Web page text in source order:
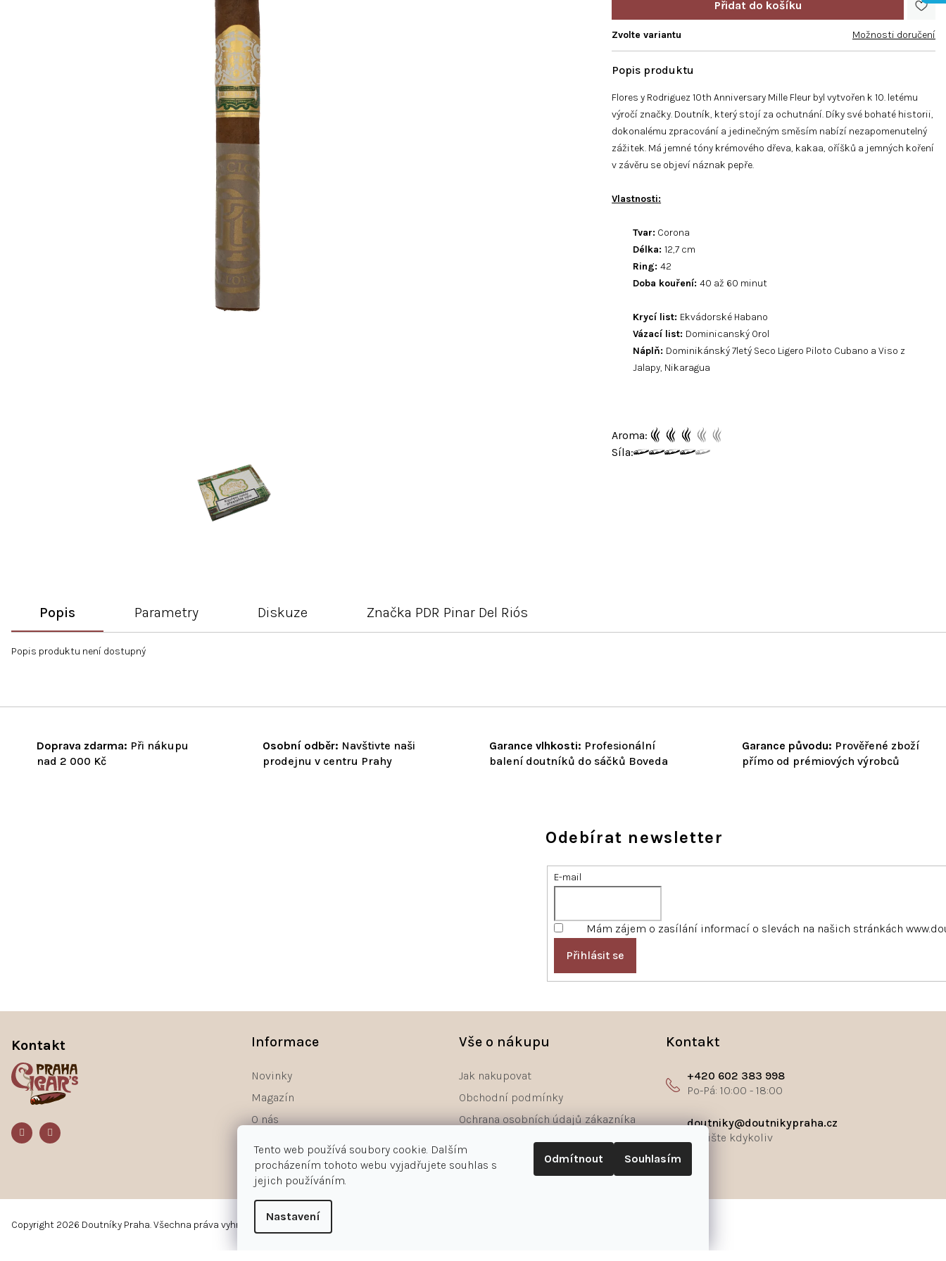
Tento web používá soubory cookie. Dalším
procházením tohoto webu vyjadřujete souhlas s
jejich používáním.
Nastavení
Odmítnout Souhlasím
Flores y Rodriguez 10th Anniversary Mille Fleur byl vytvořen k 10. letému
výročí značky. Doutník, který stojí za ochutnání. Díky své bohaté historii,
dokonalému zpracování a jedinečným směsím nabízí nezapomenutelný
zážitek. Má jemné tóny krémového dřeva, kakaa, oříšků a jemných koření
v závěru se objeví náznak pepře.
Vlastnosti:
Tvar: Corona
Délka:12,7 cm
Ring:42
Doba kouření:40 až 60 minut
Krycí list: Ekvádorské Habano
Vázací list: Dominicanský Orol
Náplň: Dominikánský 7letý Seco Ligero Piloto Cubano a Viso z
Jalapy, Nikaragua
Aroma:
Síla:
Zvolte variantu Možnosti doručení
Doprava zdarma: Při nákupu
nad 2 000 Kč
Osobní odběr: Navštivte naši
prodejnu v centru Prahy
Garance vlhkosti: Profesionální
balení doutníků do sáčků Boveda
Garance původu: Prověřené zboží
přímo od prémiových výrobců
Popis Parametry Diskuze Značka PDR Pinar Del Riós
Popis produktu není dostupný
Odebírat newsletter
E-mail
Mám zájem o zasílání informací o slevách na našich stránkách
Přihlásit se
Informace
Novinky
Magazín
O nás
Vše o nákupu
Jak nakupovat
Obchodní podmínky
Ochrana osobních údajů zákazníka
Odstoupení od smlouvy - formulář
Kontakt
+420 602 383 998
doutniky@doutnikypraha.cz
Kontakt
Copyright 2026 Doutníky Praha. Všechna práva vyhrazena.